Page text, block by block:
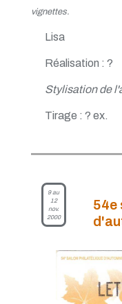
vignettes.
Lisa
Réalisation : ?
Stylisation de
Tirage : ? ex.
9 au
12
nov.
2000
54e